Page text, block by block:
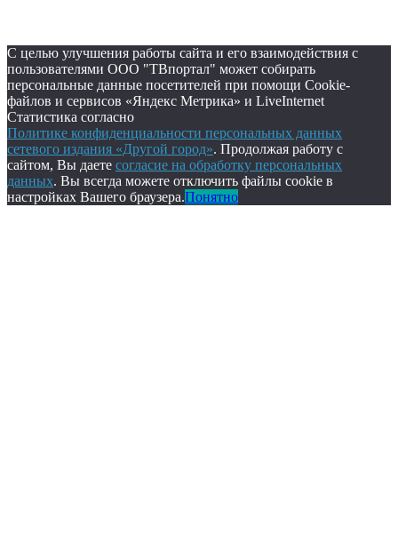
С целью улучшения работы сайта и его взаимодействия с
пользователями ООО "ТВпортал" может собирать
персональные данные посетителей при помощи Cookie-
файлов и сервисов «Яндекс Метрика» и LiveInternet
Статистика согласно
Политике конфиденциальности персональных данных
сетевого издания «Другой город». Продолжая работу с
сайтом, Вы даете согласие на обработку персональных
данных. Вы всегда можете отключить файлы cookie в
настройках Вашего браузера.Понятно